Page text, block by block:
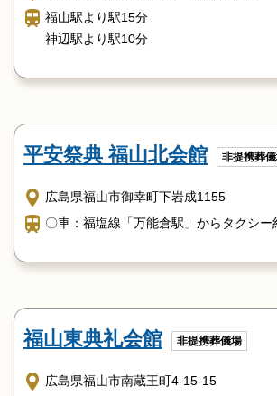
福山駅より駅15分
神辺駅より駅10分
平安祭典 福山北会館 非提携葬
広島県福山市御幸町下岩成1155
〇車：福塩線「万能倉駅」からタクシー
福山東典礼会館 非提携葬儀場
広島県福山市南蔵王町4-15-15